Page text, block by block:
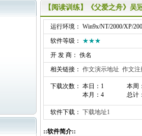
【阅读训练】《父爱之舟》吴
运行环境： Win9x/NT/2000/XP/
软件等级： ★★★
开 发 商： 佚名
相关链接： 作文演示地址 作文注
下载次数： 本日：1
本月：4
本周
总计
软件下载： 下载地址1
::软件简介::